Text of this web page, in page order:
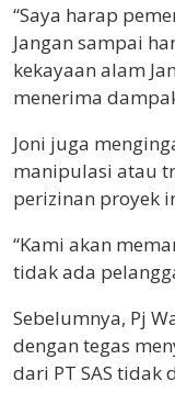
“Saya harap
Jangan sampai
kekayaan alam
menerima
Joni juga
manipulasi atau
perizinan proyek
“Kami akan
tidak ada
Sebelumnya, Pj
dengan tegas
dari PT SAS